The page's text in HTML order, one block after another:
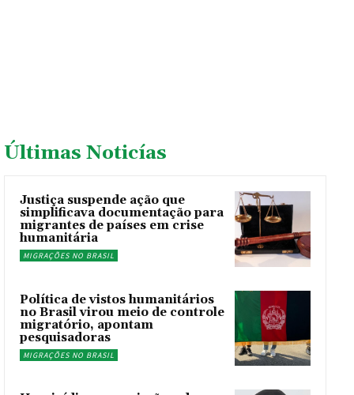
Últimas Noticías
Justiça suspende ação que
simplificava documentação para
migrantes de países em crise
humanitária
MIGRAÇÕES NO BRASIL
Política de vistos humanitários
no Brasil virou meio de controle
migratório, apontam
pesquisadoras
MIGRAÇÕES NO BRASIL